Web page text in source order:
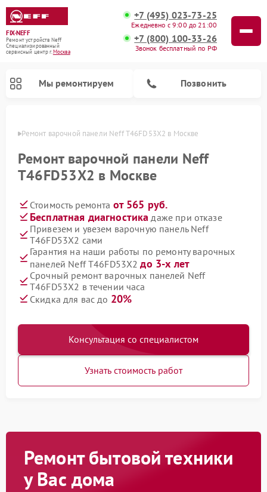
FIX-NEFF
Ремонт устройств Neff
Специализированный
cервисный центр г.Москва
+7 (495) 023-73-25
Ежедневно с 9:00 до 21:00
+7 (800) 100-33-26
Звонок бесплатный по РФ
Мы ремонтируем Позвонить
Ремонт варочной панели Neff T46FD53X2 в Москве
Ремонт варочной панели Neff
T46FD53X2 в Москве
Стоимость ремонта от 565 руб.
Бесплатная диагностика даже при отказе
Привезем и увезем варочную панель Neff
T46FD53X2 сами
Гарантия на наши работы по ремонту варочных
панелей Neff T46FD53X2до 3-х лет
Срочный ремонт варочных панелей Neff
T46FD53X2 в течении часа
Скидка для вас до 20%
Консультация со специалистом
Узнать стоимость работ
Ремонт бытовой техники
у Вас дома